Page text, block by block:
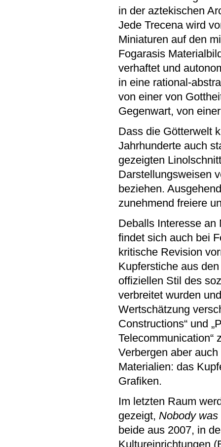
in der aztekischen
Jede Trecena wird
Miniaturen auf den
Fogarasis
verhaftet und
in eine rational-
von einer von
Gegenwart, von
Dass die Götterwelt
Jahrhunderte auch
gezeigten
Darstellungsweisen
beziehen.
zunehmend freiere
Deballs Interesse an
findet sich auch bei
kritische Revision
Kupferstiche aus
offiziellen Stil des
verbreitet wurden
Wertschätzung
Constructions“ und
Telecommunication“
Verbergen aber
Materialien: das
Grafiken.
Im letzten Raum
gezeigt, Nobody
beide aus 2007, in
Kultureinrichtungen